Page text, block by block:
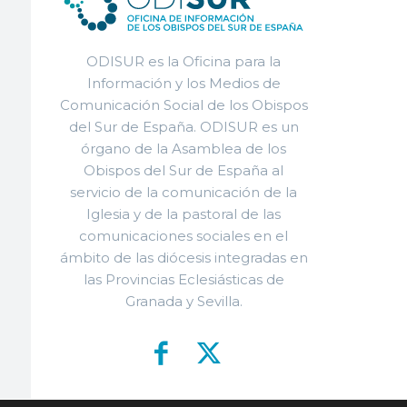
ODISUR es la Oficina para la
Información y los Medios de
Comunicación Social de los Obispos
del Sur de España. ODISUR es un
órgano de la Asamblea de los
Obispos del Sur de España al
servicio de la comunicación de la
Iglesia y de la pastoral de las
comunicaciones sociales en el
ámbito de las diócesis integradas en
las Provincias Eclesiásticas de
Granada y Sevilla.